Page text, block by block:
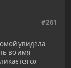
#261
увидела
во имя
со